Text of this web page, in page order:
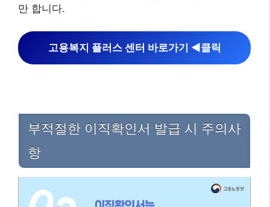
만 합니다.
고용복지 플러스 센터 바로가기 ◀︎클릭
부적절한 이직확인서 발급 시 주의사
항